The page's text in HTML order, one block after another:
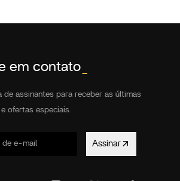
em contato
assinantes para receber as últimas
ofertas especiais.
Assinar